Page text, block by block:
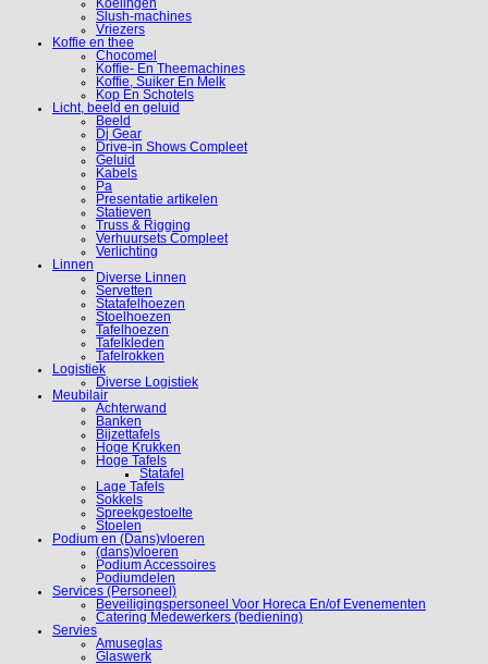
Koelingen
Slush-machines
Vriezers
Koffie en thee
Chocomel
Koffie- En Theemachines
Koffie, Suiker En Melk
Kop En Schotels
Licht, beeld en geluid
Beeld
Dj Gear
Drive-in Shows Compleet
Geluid
Kabels
Pa
Presentatie artikelen
Statieven
Truss & Rigging
Verhuursets Compleet
Verlichting
Linnen
Diverse Linnen
Servetten
Statafelhoezen
Stoelhoezen
Tafelhoezen
Tafelkleden
Tafelrokken
Logistiek
Diverse Logistiek
Meubilair
Achterwand
Banken
Bijzettafels
Hoge Krukken
Hoge Tafels
Statafel
Lage Tafels
Sokkels
Spreekgestoelte
Stoelen
Podium en (Dans)vloeren
(dans)vloeren
Podium Accessoires
Podiumdelen
Services (Personeel)
Beveiligingspersoneel Voor Horeca En/of Evenementen
Catering Medewerkers (bediening)
Servies
Amuseglas
Glaswerk